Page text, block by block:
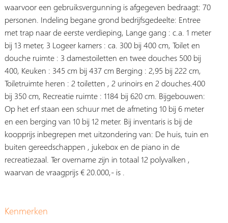
waarvoor een gebruiksvergunning is afgegeven bedraagt: 70
personen. Indeling begane grond bedrijfsgedeelte: Entree
met trap naar de eerste verdieping, Lange gang : c.a. 1 meter
bij 13 meter, 3 Logeer kamers : ca. 300 bij 400 cm, Toilet en
douche ruimte : 3 damestoiletten en twee douches 500 bij
400, Keuken : 345 cm bij 437 cm Berging : 2,95 bij 222 cm,
Toiletruimte heren : 2 toiletten , 2 urinoirs en 2 douches.400
bij 350 cm, Recreatie ruimte : 1184 bij 620 cm. Bijgebouwen:
Op het erf staan een schuur met de afmeting 10 bij 6 meter
en een berging van 10 bij 12 meter. Bij inventaris is bij de
koopprijs inbegrepen met uitzondering van: De huis, tuin en
buiten gereedschappen , jukebox en de piano in de
recreatiezaal. Ter overname zijn in totaal 12 polyvalken ,
waarvan de vraagprijs € 20.000,- is .
Kenmerken